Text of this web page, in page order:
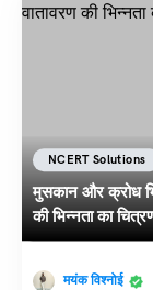
NCERT Solutions
मुसकान और क्रोध
की भिन्नता का
मयंक विश्नोई